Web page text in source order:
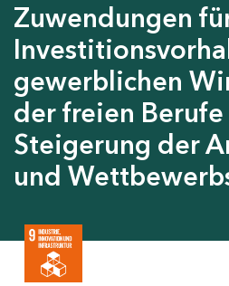
Zuwendungen
gewerblichen
der freien Berufe
Steigerung der
und